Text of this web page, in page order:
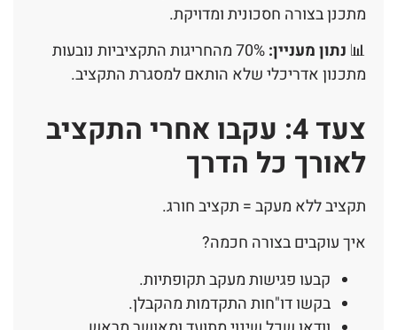
מתכנן בצורה חסכונית ומדויקת.
📊 נתון מעניין:
70% מהחריגות התקציביות נובעות
מתכנון אדריכלי שלא הותאם למסגרת התקציב.
צעד 4: עקבו אחרי התקציב
לאורך כל הדרך
תקציב ללא מעקב = תקציב חורג.
איך עוקבים בצורה חכמה?
קבעו פגישות מעקב תקופתיות.
בקשו דו"חות התקדמות מהקבלן.